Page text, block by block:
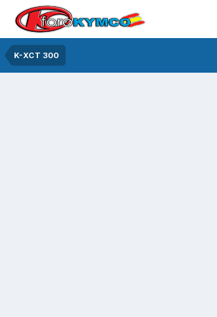
K-XCT 300